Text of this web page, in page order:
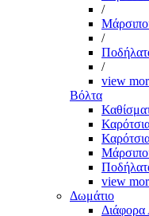
/
/
/
view
Βόλτα
view
Δωμάτιο